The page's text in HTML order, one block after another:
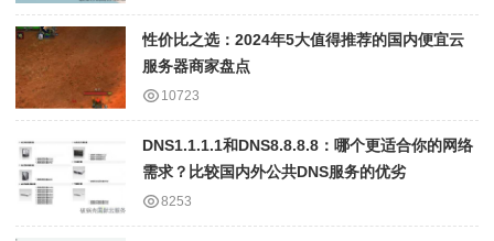
性价比之选：2024年5大值得推荐的国内便宜云
服务器商家盘点
10723
DNS1.1.1.1和DNS8.8.8.8：哪个更适合你的网络
需求？比较国内外公共DNS服务的优劣
8253